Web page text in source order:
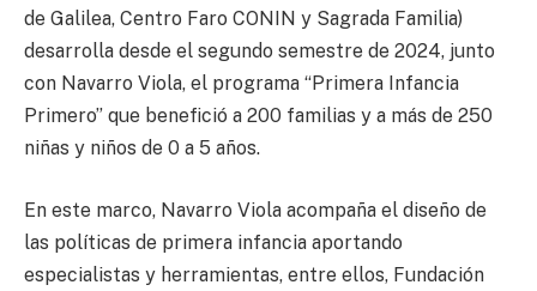
de Galilea, Centro Faro CONIN y Sagrada Familia)
desarrolla desde el segundo semestre de 2024, junto
con Navarro Viola, el programa “Primera Infancia
Primero” que benefició a 200 familias y a más de 250
niñas y niños de 0 a 5 años.
En este marco, Navarro Viola acompaña el diseño de
las políticas de primera infancia aportando
especialistas y herramientas, entre ellos, Fundación